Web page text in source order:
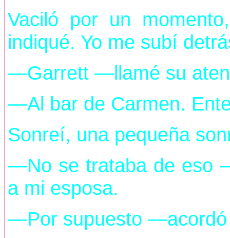
Vaciló por un
indiqué. Yo me subí
—Garrett —llamé su
—Al bar de Carmen.
Sonreí, una pequeña
—No se trataba de eso
a mi esposa.
—Por supuesto —acordó